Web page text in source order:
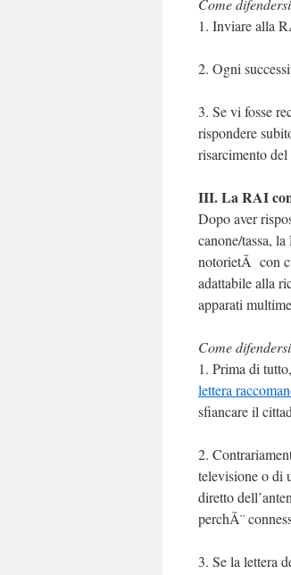
Come difendersi
1. Inviare alla
2. Ogni
3. Se vi fosse
rispondere
risarcimento
III. La RAI
Dopo aver
canone/tassa,
notorietÃ con
adattabile alla
apparati
Come difendersi
1. Prima di
lettera
sfiancare il
2.
televisione o di
diretto
perchÃ¨
3. Se la lettera